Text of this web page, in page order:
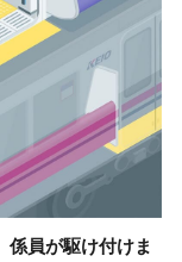
係員が駆け付けま